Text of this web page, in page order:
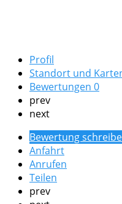
Profil
Standort und
Bewertungen 0
prev
next
Bewertung
Anfahrt
Anrufen
Teilen
prev